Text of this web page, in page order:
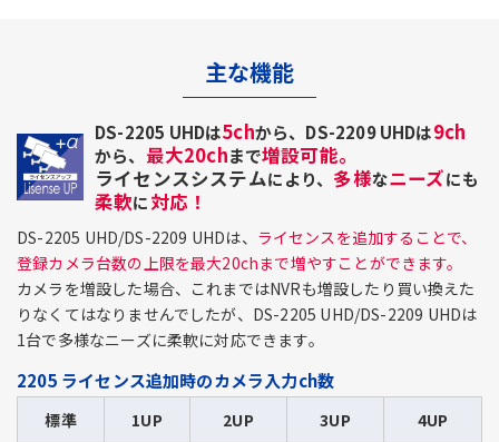
主な機能
DS-2205 UHDは5chから、DS-2209 UHDは9ch
から、 最大20chまで増設可能。
ライセンスシステムにより、 多様なニーズにも
柔軟に対応！
DS-2205 UHD/DS-2209 UHDは、 ライセンスを追加することで、
登録カメラ台数の上限を最大20chまで増やすことができます。
カメラを増設した場合、これまではNVRも増設したり買い換えた
りなくてはなりませんでしたが、DS-2205 UHD/DS-2209 UHDは
1台で多様なニーズに柔軟に対応できます。
2205 ライセンス追加時のカメラ入力ch数
標準 1UP 2UP 3UP 4UP